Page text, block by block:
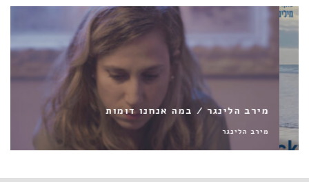
מירב הלינגר / במה אנחנו דומות
מירב הלינגר